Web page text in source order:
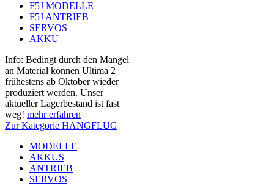
F5J MODELLE
F5J ANTRIEB
SERVOS
AKKU
Info: Bedingt durch den Mangel
an Material können Ultima 2
frühestens ab Oktober wieder
produziert werden. Unser
aktueller Lagerbestand ist fast
weg! mehr erfahren
Zur Kategorie HANGFLUG
MODELLE
AKKUS
ANTRIEB
SERVOS